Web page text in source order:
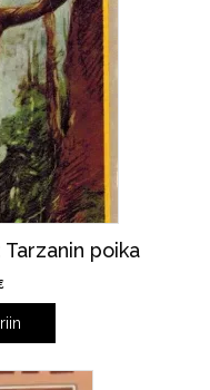
poika